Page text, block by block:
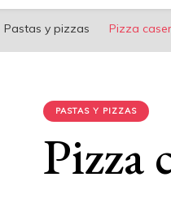
Pastas y pizzas Pizza
PASTAS Y PIZZAS
Pizza